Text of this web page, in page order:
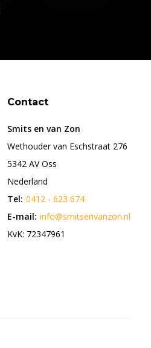
Contact
Smits en van Zon
Wethouder van Eschstraat 276
5342 AV Oss
Nederland
Tel: 0412 - 623 674
E-mail: info@smitsenvanzon.nl
KvK: 72347961